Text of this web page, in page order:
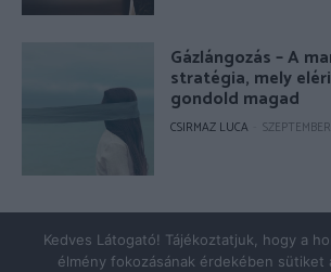
Gázlángozás – A
stratégia, mely
gondold magad
CSIRMAZ LUCA
© Copyright 2026 -
Kedves Látogató! Tájékoztatjuk, hogy a
élmény fokozásának érdekében sütiket